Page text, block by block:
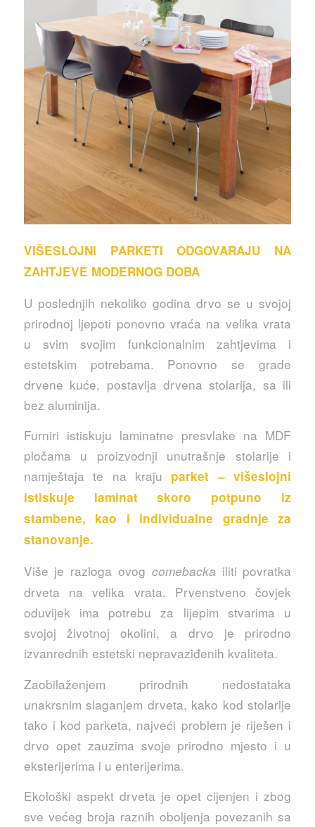
VIŠESLOJNI PARKETI ODGOVARAJU NA
ZAHTJEVE MODERNOG DOBA
U poslednjih nekoliko godina drvo se u svojoj
prirodnoj ljepoti ponovno vraća na velika vrata
u svim svojim funkcionalnim zahtjevima i
estetskim potrebama. Ponovno se grade
drvene kuće, postavlja drvena stolarija, sa ili
bez aluminija.
Furniri istiskuju laminatne presvlake na MDF
pločama u proizvodnji unutrašnje stolarije i
namještaja te na kraju parket – višeslojni
istiskuje laminat skoro potpuno iz
stambene, kao i individualne gradnje za
stanovanje.
Više je razloga ovog comebacka iliti povratka
drveta na velika vrata. Prvenstveno čovjek
oduvijek ima potrebu za lijepim stvarima u
svojoj životnoj okolini, a drvo je prirodno
izvanrednih estetski nepravaziđenih kvaliteta.
Zaobilaženjem prirodnih nedostataka
unakrsnim slaganjem drveta, kako kod stolarije
tako i kod parketa, najveći problem je riješen i
drvo opet zauzima svoje prirodno mjesto i u
eksterijerima i u enterijerima.
Ekološki aspekt drveta je opet cijenjen i zbog
sve većeg broja raznih oboljenja povezanih sa